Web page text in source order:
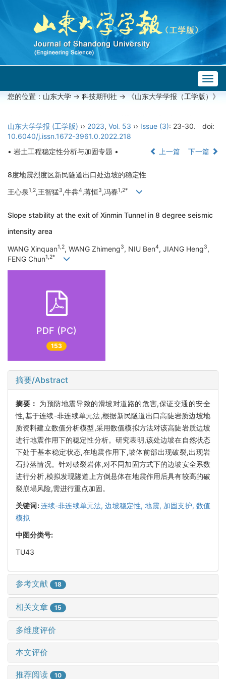
您的位置： 山东大学 -> 科技期刊社 -> 《山东大学学报（工学版）》
山东大学学报 (工学版) ›› 2023, Vol. 53 ›› Issue (3): 23-30.
doi:
10.6040/j.issn.1672-3961.0.2022.218
• 岩土工程稳定性分析与加固专题 •
上一篇 下一篇
8度地震烈度区新民隧道出口处边坡的稳定性
王心泉1,2,王智猛3,牛犇4,蒋恒3,冯春1,2*
Slope stability at the exit of Xinmin Tunnel in 8 degree seismic
intensity area
WANG Xinquan1,2, WANG Zhimeng3, NIU Ben4, JIANG Heng3,
FENG Chun1,2*
PDF (PC)
153
摘要/Abstract
摘要： 为预防地震导致的滑坡对道路的危害,保证交通的安全
性,基于连续-非连续单元法,根据新民隧道出口高陡岩质边坡地
质资料建立数值分析模型,采用数值模拟方法对该高陡岩质边坡
进行地震作用下的稳定性分析。研究表明,该处边坡在自然状态
下处于基本稳定状态,在地震作用下,坡体前部出现破裂,出现岩
石掉落情况。针对破裂岩体,对不同加固方式下的边坡安全系数
进行分析,模拟发现隧道上方倒悬体在地震作用后具有较高的破
裂崩塌风险,需进行重点加固。
关键词:连续-非连续单元法,边坡稳定性,地震, 加固支护, 数值
模拟
中图分类号:
TU43
参考文献 18
相关文章 15
多维度评价
本文评价
推荐阅读 10